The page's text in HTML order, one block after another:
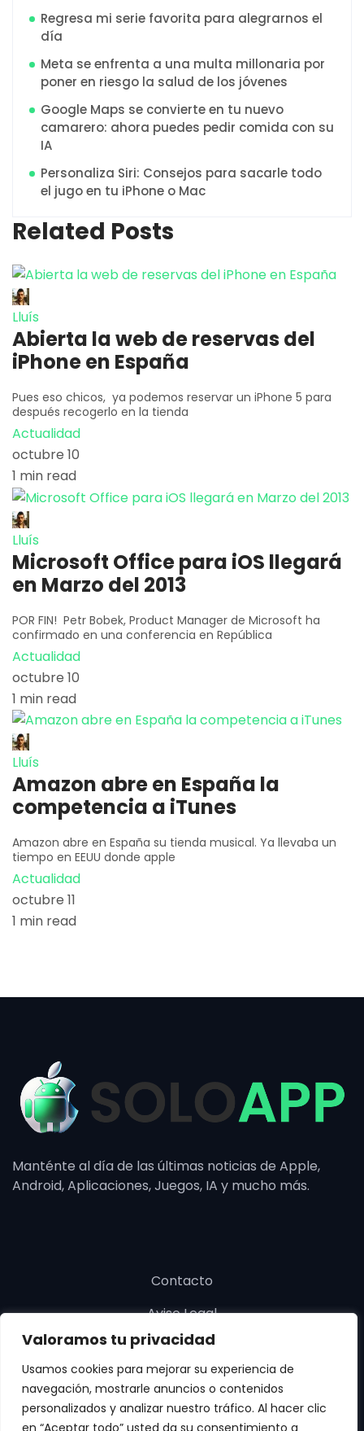
Valoramos tu privacidad
Usamos cookies para mejorar su experiencia de
navegación, mostrarle anuncios o contenidos
personalizados y analizar nuestro tráfico. Al hacer clic
en “Aceptar todo” usted da su consentimiento a
Regresa mi serie favorita para alegrarnos el
día
Meta se enfrenta a una multa millonaria por
poner en riesgo la salud de los jóvenes
Google Maps se convierte en tu nuevo
camarero: ahora puedes pedir comida con su
IA
Personaliza Siri: Consejos para sacarle todo
el jugo en tu iPhone o Mac
Related Posts
Lluís
Abierta la web de reservas del
iPhone en España
Pues eso chicos, ya podemos reservar un iPhone 5 para
después recogerlo en la tienda
Actualidad
octubre 10
1 min read
Lluís
Microsoft Office para iOS llegará
en Marzo del 2013
POR FIN! Petr Bobek, Product Manager de Microsoft ha
confirmado en una conferencia en República
Actualidad
octubre 10
1 min read
Lluís
Amazon abre en España la
competencia a iTunes
Amazon abre en España su tienda musical. Ya llevaba un
tiempo en EEUU donde apple
Actualidad
octubre 11
1 min read
Manténte al día de las últimas noticias de Apple,
Android, Aplicaciones, Juegos, IA y mucho más.
Contacto
Aviso Legal
Política de cookies
Política de privacidad